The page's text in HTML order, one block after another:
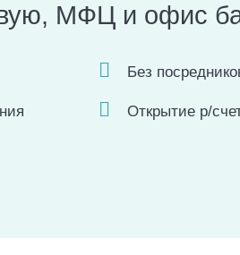
МФЦ и офис
Без
Открытие р/